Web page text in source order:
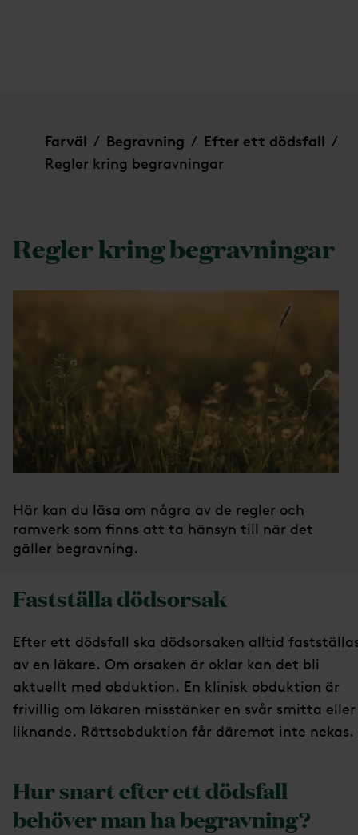
Farväl / Begravning / Efter ett dödsfall /
Regler kring begravningar
Regler kring begravningar
Här kan du läsa om några av de regler och
ramverk som finns att ta hänsyn till när det
gäller begravning.
Fastställa dödsorsak
Efter ett dödsfall ska dödsorsaken alltid
av en läkare. Om orsaken är oklar kan det bli
aktuellt med obduktion. En klinisk obduktion är
frivillig om läkaren misstänker en svår smitta eller
liknande. Rättsobduktion får däremot inte nekas.
Hur snart efter ett dödsfall
behöver man ha begravning?